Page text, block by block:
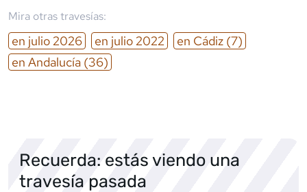
Mira otras travesías:
en julio 2026 en julio 2022 en Cádiz (7)
en Andalucía (36)
Recuerda: estás viendo una
travesía pasada